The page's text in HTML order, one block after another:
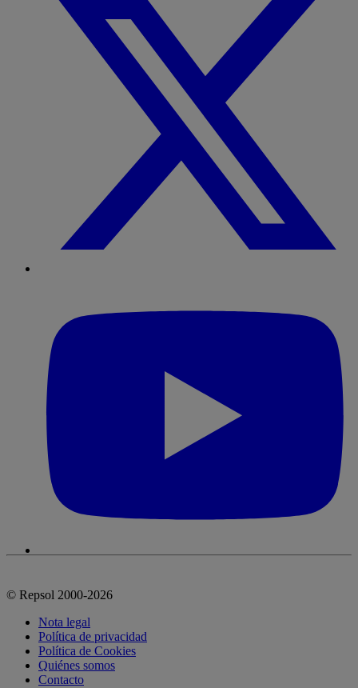
© Repsol 2000-2026
Nota legal
Política de privacidad
Política de Cookies
Quiénes somos
Contacto